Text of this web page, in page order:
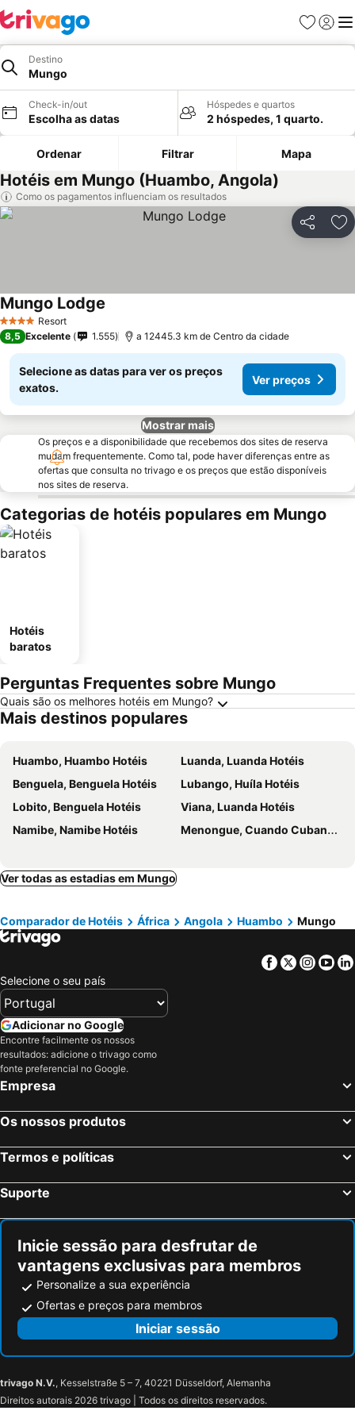
Favoritos
Iniciar
Destino
Mungo
Check-in/out
Escolha as datas
Hóspedes e quartos
2 hóspedes, 1 quarto.
Ordenar Filtrar Mapa
Hotéis em Mungo (Huambo, Angola)
Como os pagamentos influenciam os resultados
Partilhar
4 EstrelasResort
Mungo Lodge
8,5 Excelente 1.555 a 12445.3 km de Centro da cidade
Selecione as datas para ver os preços
exatos.
Ver preços
Mostrar mais
Os preços e a disponibilidade que recebemos dos sites de reserva
mudam frequentemente. Como tal, pode haver diferenças entre as
ofertas que consulta no trivago e os preços que estão disponíveis
nos sites de reserva.
Categorias de hotéis populares em Mungo
Hotéis
baratos
Perguntas Frequentes sobre Mungo
Quais são os melhores hotéis em Mungo?
Mais destinos populares
Huambo, Huambo Hotéis
Luanda, Luanda Hotéis
Benguela, Benguela Hotéis
Lubango, Huíla Hotéis
Lobito, Benguela Hotéis
Viana, Luanda Hotéis
Namibe, Namibe Hotéis
Menongue, Cuando Cubango Hotéis
Ver todas as estadias em Mungo
Comparador de Hotéis África Angola Huambo Mungo
Facebook
Twitter
Selecione o seu país
Adicionar no Google
Encontre facilmente os nossos
resultados: adicione o trivago como
fonte preferencial no Google.
Empresa
Os nossos produtos
Termos e políticas
Suporte
Inicie sessão para desfrutar de
vantagens exclusivas para membros
Personalize a sua experiência
Ofertas e preços para membros
Iniciar sessão
trivago N.V., Kesselstraße 5 – 7, 40221 Düsseldorf, Alemanha
Direitos autorais 2026 trivago | Todos os direitos reservados.